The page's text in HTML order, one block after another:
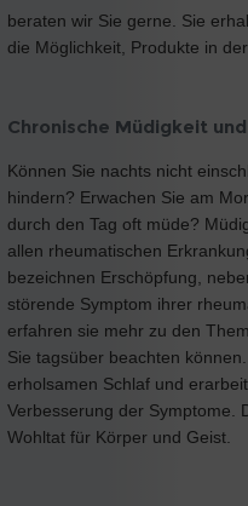
beraten wir Sie gerne. Sie
die Möglichkeit, Produkte in
Chronische Müdigkeit
Können Sie nachts nicht
hindern? Erwachen Sie am
durch den Tag oft müde?
allen rheumatischen
bezeichnen Erschöpfung,
störende Symptom ihrer
erfahren sie mehr zu den
Sie tagsüber beachten
erholsamen Schlaf und
Verbesserung der Symptome.
Wohltat für Körper und Geist.